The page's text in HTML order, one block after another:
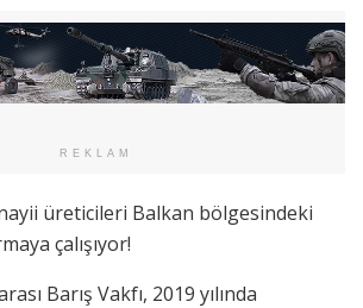
REKLAM
üreticileri Balkan bölgesindeki
çalışıyor!
Barış Vakfı, 2019 yılında